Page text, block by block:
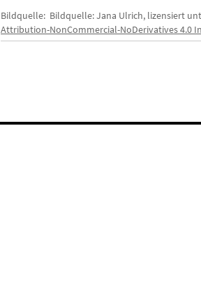
Bildquelle: Bildquelle: Jana Ulrich, lizensiert
Attribution-NonCommercial-NoDerivatives 4.0